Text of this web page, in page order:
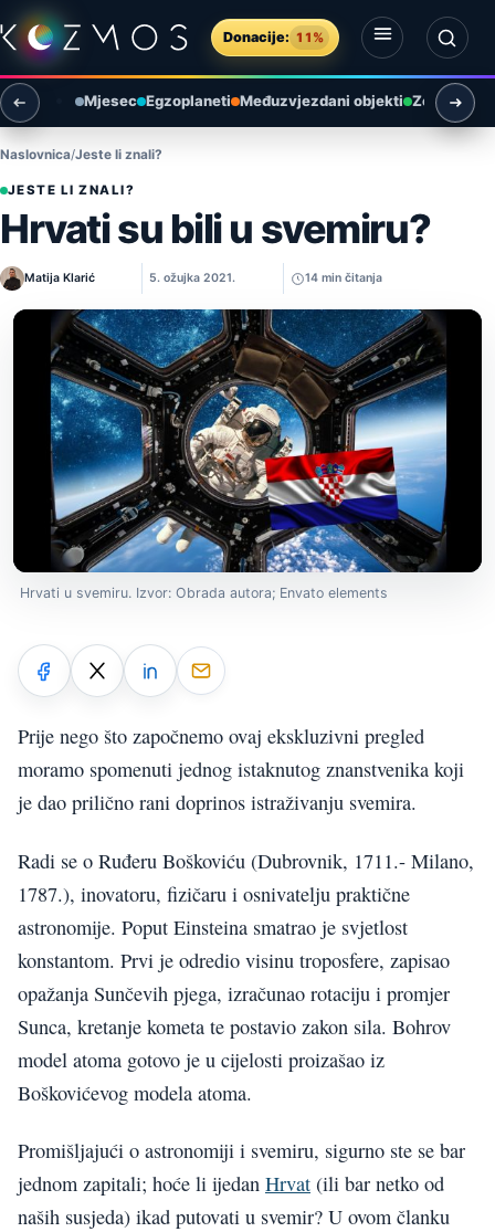
Preskoči na sadržaj
Donacije: 11%
Otvori izbornik
Otvori pretragu
Mjesec Egzoplaneti Međuzvjezdani objekti Zemlja i
Naslovnica Jeste li znali?
JESTE LI ZNALI?
Hrvati su bili u svemiru?
Matija Klarić 5. ožujka 2021. 14 min čitanja
Hrvati u svemiru. Izvor: Obrada autora; Envato elements
Prije nego što započnemo ovaj ekskluzivni pregled
moramo spomenuti jednog istaknutog znanstvenika koji
je dao prilično rani doprinos istraživanju svemira.
Radi se o Ruđeru Boškoviću (Dubrovnik, 1711.- Milano,
1787.), inovatoru, fizičaru i osnivatelju praktične
astronomije. Poput Einsteina smatrao je svjetlost
konstantom. Prvi je odredio visinu troposfere, zapisao
opažanja Sunčevih pjega, izračunao rotaciju i promjer
Sunca, kretanje kometa te postavio zakon sila. Bohrov
model atoma gotovo je u cijelosti proizašao iz
Boškovićevog modela atoma.
Promišljajući o astronomiji i svemiru, sigurno ste se bar
jednom zapitali; hoće li ijedan Hrvat (ili bar netko od
naših susjeda) ikad putovati u svemir? U ovom članku